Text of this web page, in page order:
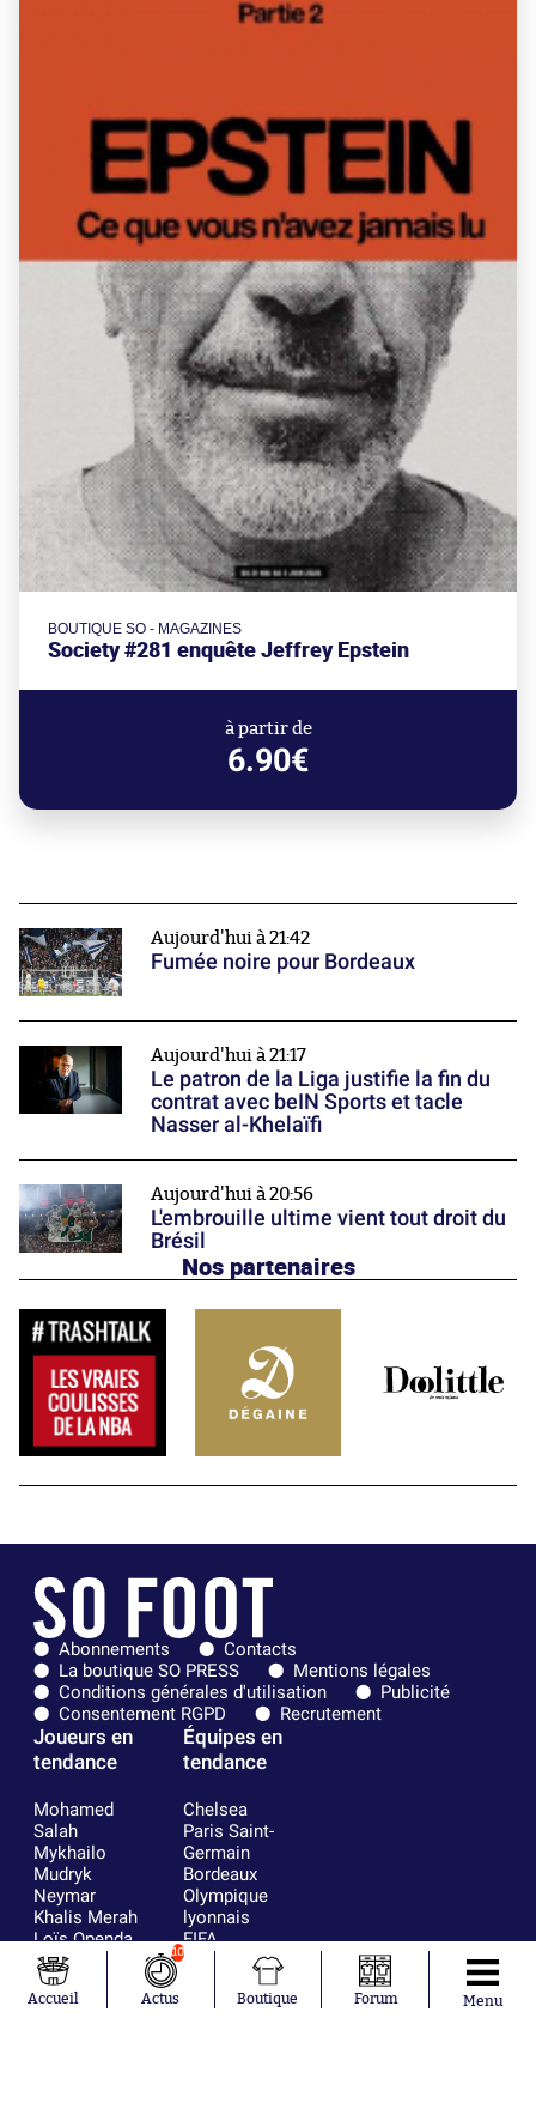
BOUTIQUE SO - MAGAZINES
Society #281 enquête Jeffrey Epstein
à partir de
6.90€
Aujourd'hui à 21:42
Fumée noire pour Bordeaux
Aujourd'hui à 21:17
Le patron de la Liga justifie la fin du
contrat avec beIN Sports et tacle
Nasser al-Khelaïfi
Aujourd'hui à 20:56
L'embrouille ultime vient tout droit du
Brésil
Nos partenaires
Abonnements
Contacts
La boutique SO PRESS
Mentions légales
Conditions générales d'utilisation
Publicité
Consentement RGPD
Recrutement
Joueurs en
tendance
Mohamed
Salah
Mykhailo
Mudryk
Neymar
Khalis Merah
Loïs Openda
Moussa
Niakhaté
Nicolás
Équipes en
tendance
Chelsea
Paris Saint-
Germain
Bordeaux
Olympique
lyonnais
FIFA
Real Madrid
RC Strasbourg
AC Milan
Accueil
10
Actus Boutique Forum Menu